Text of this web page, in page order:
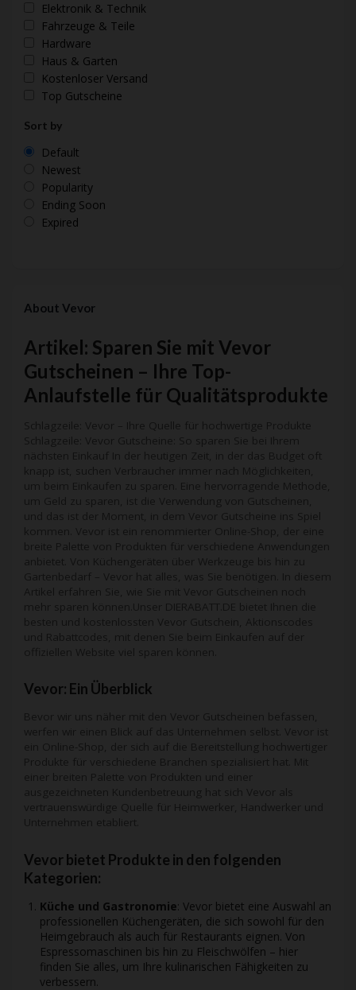
Elektronik & Technik
Fahrzeuge & Teile
Hardware
Haus & Garten
Kostenloser Versand
Top Gutscheine
Sort by
Default
Newest
Popularity
Ending Soon
Expired
About Vevor
Artikel: Sparen Sie mit Vevor
Gutscheinen – Ihre Top-
Anlaufstelle für Qualitätsprodukte
Vevor: Ein Überblick
Vevor bietet Produkte in den folgenden
Kategorien:
Küche und Gastronomie: Vevor bietet eine Auswahl an
professionellen Küchengeräten, die sich sowohl für den
Heimgebrauch als auch für Restaurants eignen. Von
Espressomaschinen bis hin zu Fleischwölfen – hier
finden Sie alles, um Ihre kulinarischen Fähigkeiten zu
verbessern.